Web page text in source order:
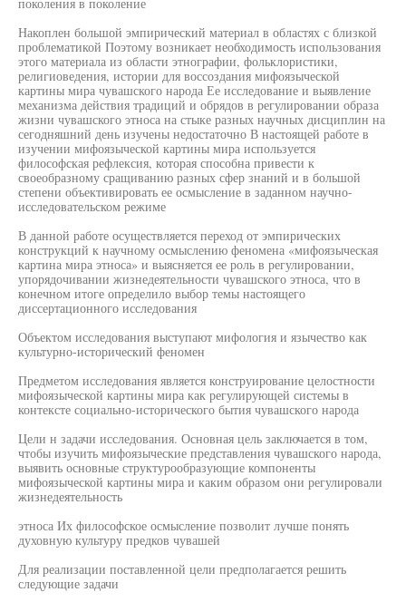
Накоплен большой эмпирический материал в областях с близкой
проблематикой Поэтому возникает необходимость использования
этого материала из области этнографии, фольклористики,
религиоведения, истории для воссоздания мифоязыческой
картины мира чувашского народа Ее исследование и выявление
механизма действия традиций и обрядов в регулировании образа
жизни чувашского этноса на стыке разных научных дисциплин на
сегодняшний день изучены недостаточно В настоящей работе в
изучении мифоязыческой картины мира используется
философская рефлексия, которая способна привести к
своеобразному сращиванию разных сфер знаний и в большой
степени объективировать ее осмысление в заданном научно-
исследовательском режиме
В данной работе осуществляется переход от эмпирических
конструкций к научному осмыслению феномена «мифоязыческая
картина мира этноса» и выясняется ее роль в регулировании,
упорядочивании жизнедеятельности чувашского этноса, что в
конечном итоге определило выбор темы настоящего
диссертационного исследования
Объектом исследования выступают мифология и язычество как
культурно-исторический феномен
Предметом исследования является конструирование целостности
мифоязыческой картины мира как регулирующей системы в
контексте социально-исторического бытия чувашского народа
Цели н задачи исследования. Основная цель заключается в том,
чтобы изучить мифоязыческие представления чувашского народа,
выявить основные структурообразующие компоненты
мифоязыческой картины мира и каким образом они регулировали
жизнедеятельность
этноса Их философское осмысление позволит лучше понять
духовную культуру предков чувашей
Для реализации поставленной цели предполагается решить
следующие задачи